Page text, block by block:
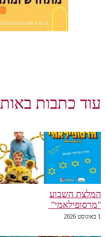
עוד כתבות
המלצת השבוע
"מרסופילאמי"
1 באוגוסט 2026